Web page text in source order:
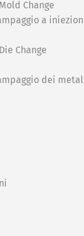
Change
a
Change
dei